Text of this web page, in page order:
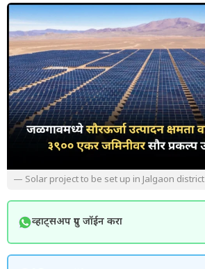
— Solar project to be set up in Jalgaon district
व्हाट्सअप ग्रुप जॉईन करा